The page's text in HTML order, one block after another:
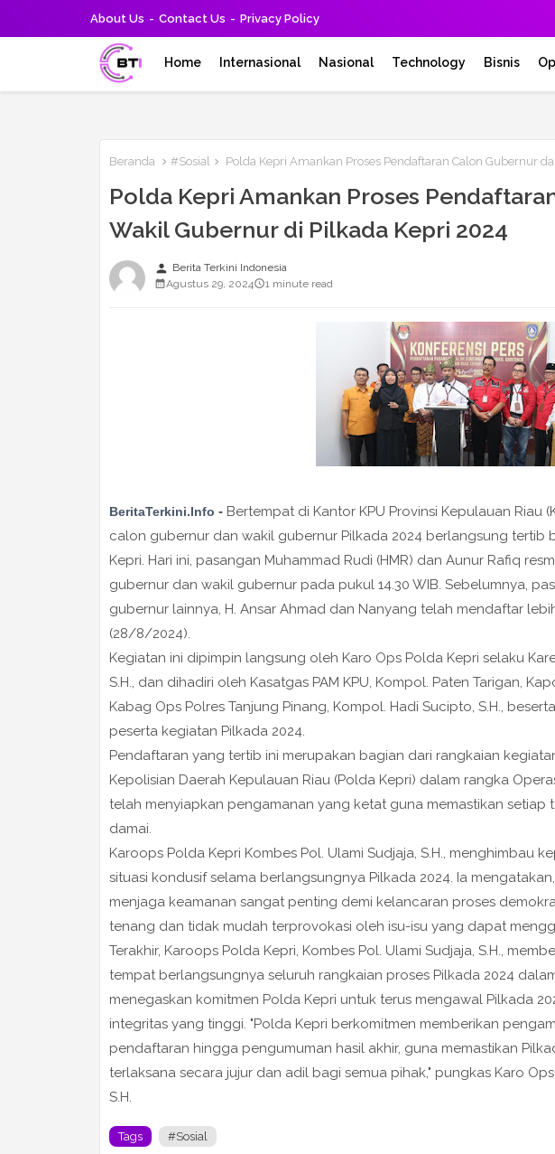
About Us Contact Us Privacy Policy
Home Internasional Nasional Technology Bisnis
Beranda #Sosial Polda Kepri Amankan Proses Pendaftaran Calon Gubernur
Polda Kepri Amankan Proses
Wakil Gubernur di Pilkada Kepri 2024
person Berita Terkini Indonesia
Agustus 29, 2024
1 minute read
BeritaTerkini.Info - Bertempat di Kantor KPU Provinsi Kepulauan Riau
calon gubernur dan wakil gubernur Pilkada 2024 berlangsung tertib
Kepri. Hari ini, pasangan Muhammad Rudi (HMR) dan Aunur Rafiq
gubernur dan wakil gubernur pada pukul 14.30 WIB. Sebelumnya,
gubernur lainnya, H. Ansar Ahmad dan Nanyang telah mendaftar
(28/8/2024).
Kegiatan ini dipimpin langsung oleh Karo Ops Polda Kepri selaku
S.H., dan dihadiri oleh Kasatgas PAM KPU, Kompol. Paten Tarigan,
Kabag Ops Polres Tanjung Pinang, Kompol. Hadi Sucipto, S.H.,
peserta kegiatan Pilkada 2024.
Pendaftaran yang tertib ini merupakan bagian dari rangkaian
Kepolisian Daerah Kepulauan Riau (Polda Kepri) dalam rangka
telah menyiapkan pengamanan yang ketat guna memastikan setiap
damai.
Karoops Polda Kepri Kombes Pol. Ulami Sudjaja, S.H., menghimbau
situasi kondusif selama berlangsungnya Pilkada 2024. Ia
menjaga keamanan sangat penting demi kelancaran proses
tenang dan tidak mudah terprovokasi oleh isu-isu yang dapat
Terakhir, Karoops Polda Kepri, Kombes Pol. Ulami Sudjaja, S.H.,
tempat berlangsungnya seluruh rangkaian proses Pilkada 2024
menegaskan komitmen Polda Kepri untuk terus mengawal Pilkada
integritas yang tinggi. "Polda Kepri berkomitmen memberikan
pendaftaran hingga pengumuman hasil akhir, guna memastikan
terlaksana secara jujur ​​dan adil bagi semua pihak," pungkas Karo
S.H.
Tags #Sosial